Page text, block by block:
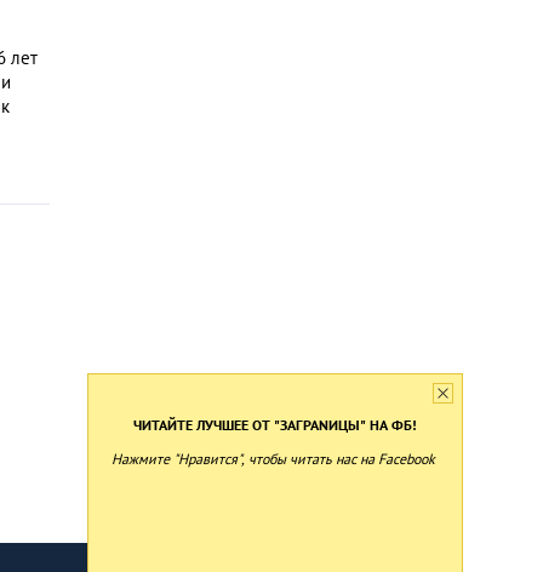
лет
ЧИТАЙТЕ ЛУЧШЕЕ ОТ "ЗАГРАNИЦЫ" НА ФБ!
Нажмите "Нравится", чтобы читать нас на Facebook